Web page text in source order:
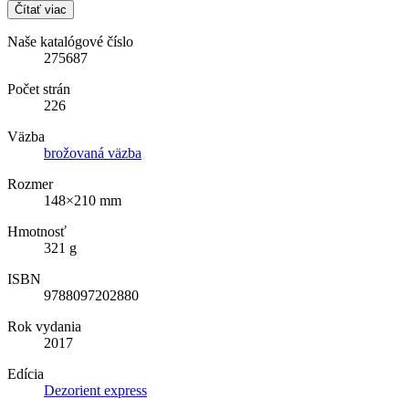
Čítať viac
Naše katalógové číslo
275687
Počet strán
226
Väzba
brožovaná väzba
Rozmer
148×210 mm
Hmotnosť
321 g
ISBN
9788097202880
Rok vydania
2017
Edícia
Dezorient express